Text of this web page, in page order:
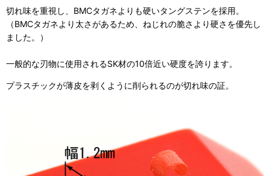
切れ味を重視し、BMCタガネよりも硬いタングステンを採用。
（BMCタガネより太さがあるため、ねじれの脆さより硬さを優先し
ました。）
一般的な刃物に使用されるSK材の10倍近い硬度を誇ります。
プラスチックが薄皮を剥くように削られるのが切れ味の証。